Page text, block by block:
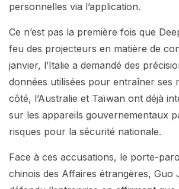
personnelles via l’application.
Ce n’est pas la première fois que
feu des projecteurs en matière de
janvier, l’Italie a demandé des
données utilisées pour entraîner ses
côté, l’Australie et Taïwan ont déjà
sur les appareils gouvernementaux
risques pour la sécurité nationale.
Face à ces accusations, le porte-
chinois des Affaires étrangères, Guo